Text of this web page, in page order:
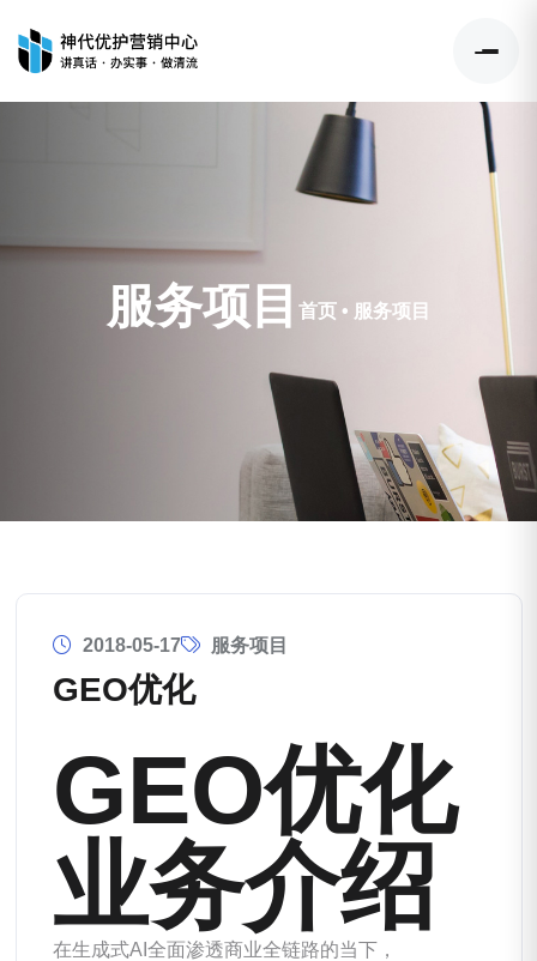
服务项目 首页 • 服务项目
2018-05-17 服务项目
GEO优化
GEO优化
业务介绍
在生成式AI全面渗透商业全链路的当下，